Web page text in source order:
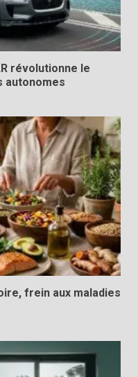
révolutionne le
autonomes
frein aux maladies